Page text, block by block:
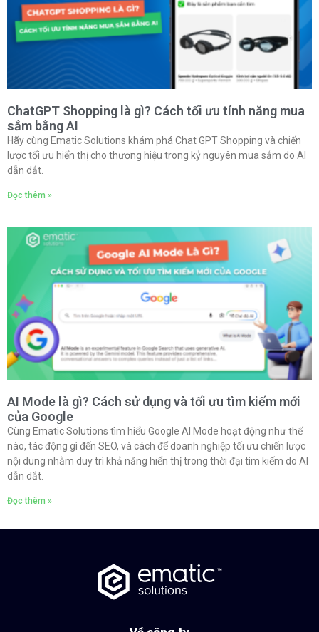
ChatGPT Shopping là gì? Cách tối ưu tính năng mua
sắm bằng AI
Hãy cùng Ematic Solutions khám phá Chat GPT Shopping và chiến
lược tối ưu hiển thị cho thương hiệu trong kỷ nguyên mua sắm do AI
dẫn dắt.
Đọc thêm »
AI Mode là gì? Cách sử dụng và tối ưu tìm kiếm mới
của Google
Cùng Ematic Solutions tìm hiểu Google AI Mode hoạt động như thế
nào, tác động gì đến SEO, và cách để doanh nghiệp tối ưu chiến lược
nội dung nhằm duy trì khả năng hiển thị trong thời đại tìm kiếm do AI
dẫn dắt.
Đọc thêm »